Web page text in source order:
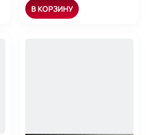
В КОРЗИНУ